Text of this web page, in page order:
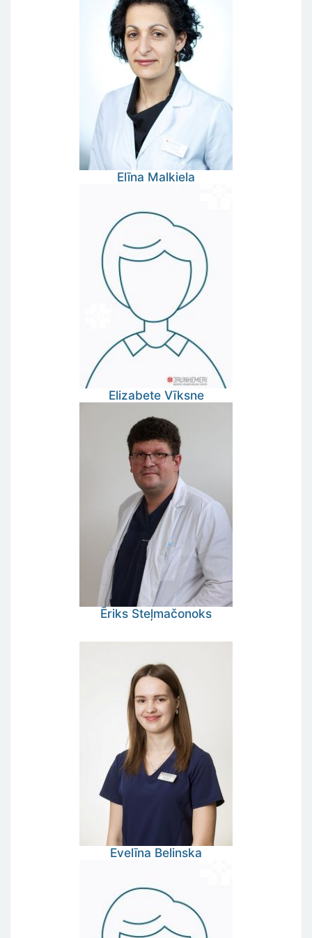
Elīna Malkiela
Elizabete Vīksne
Ēriks Steļmačonoks
Evelīna Belinska